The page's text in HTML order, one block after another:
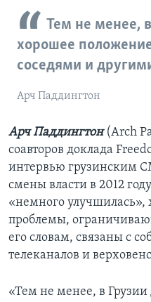
Тем не менее,
хорошее
соседями и
Арч Паддингтон
Арч Паддингтон(Arch
соавторов доклада
интервью грузинским
смены власти в 2012
«немного улучшилась»,
проблемы,
его словам, связаны с
телеканалов и
«Тем не менее, в Грузии